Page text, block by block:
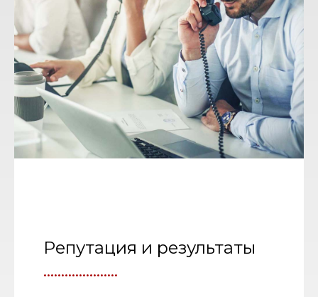
Репутация и результаты
.....................